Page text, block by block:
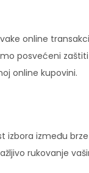
online
posvećeni
online kupovini.
između
rukovanje